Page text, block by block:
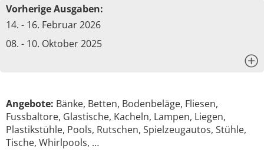
Vorherige Ausgaben:
14. - 16. Februar 2026
08. - 10. Oktober 2025
Angebote: Bänke, Betten, Bodenbeläge, Fliesen,
Fussbaltore, Glastische, Kacheln, Lampen, Liegen,
Plastikstühle, Pools, Rutschen, Spielzeugautos, Stühle,
Tische, Whirlpools, …